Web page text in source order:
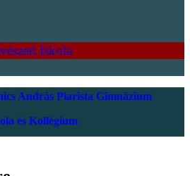
Iskola
András Piarista Gimnázium
és Kollégium